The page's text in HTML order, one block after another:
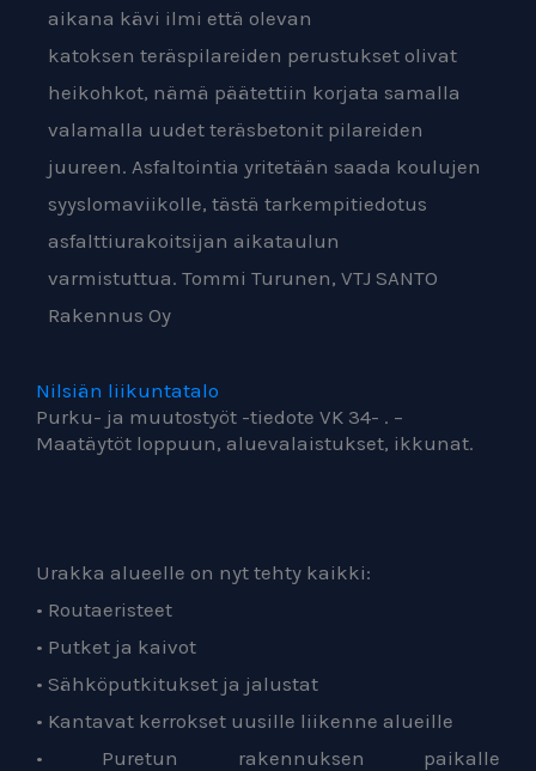
aikana kävi ilmi että olevan
katoksen teräspilareiden perustukset olivat
heikohkot, nämä päätettiin korjata samalla
valamalla uudet teräsbetonit pilareiden
juureen. Asfaltointia yritetään saada koulujen
syyslomaviikolle, tästä tarkempitiedotus
asfalttiurakoitsijan aikataulun
varmistuttua. Tommi Turunen, VTJ SANTO
Rakennus Oy
Nilsiän liikuntatalo
Purku- ja muutostyöt -tiedote VK 34- . –
Maatäytöt loppuun, aluevalaistukset, ikkunat.
Urakka alueelle on nyt tehty kaikki:
• Routaeristeet
• Putket ja kaivot
• Sähköputkitukset ja jalustat
• Kantavat kerrokset uusille liikenne alueille
• Puretun rakennuksen paikalle